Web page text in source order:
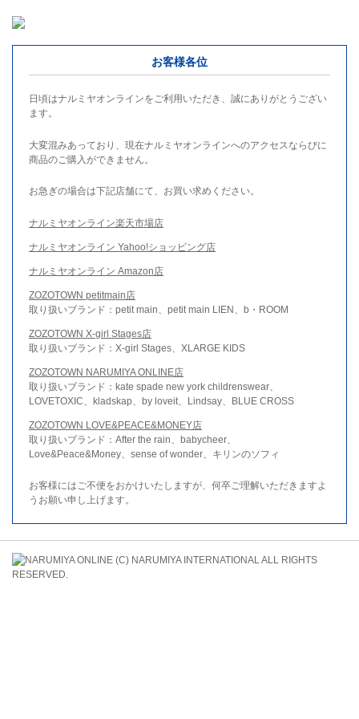
お客様各位
日頃はナルミヤオンラインをご利用いただき、誠にありがとうござい
ます。
大変混みあっており、現在ナルミヤオンラインへのアクセスならびに
商品のご購入ができません。
お急ぎの場合は下記店舗にて、お買い求めください。
ナルミヤオンライン楽天市場店
ナルミヤオンライン Yahoo!ショッピング店
ナルミヤオンライン Amazon店
ZOZOTOWN petitmain店
取り扱いブランド：petit main、petit main LIEN、b・ROOM
ZOZOTOWN X-girl Stages店
取り扱いブランド：X-girl Stages、XLARGE KIDS
ZOZOTOWN NARUMIYA ONLINE店
取り扱いブランド：kate spade new york childrenswear、
LOVETOXIC、kladskap、by loveit、Lindsay、BLUE CROSS
ZOZOTOWN LOVE&PEACE&MONEY店
取り扱いブランド：After the rain、babycheer、
Love&Peace&Money、sense of wonder、キリンのソフィ
お客様にはご不便をおかけいたしますが、何卒ご理解いただきますよ
うお願い申し上げます。